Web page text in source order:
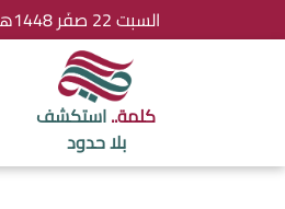
السبت 22 صفَر 1448هـ 8 أغسطس 2026
كلمة..استكشف
بلا حدود